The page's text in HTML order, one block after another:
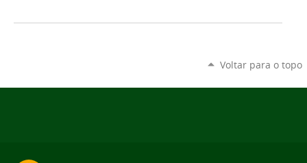
Voltar para o topo